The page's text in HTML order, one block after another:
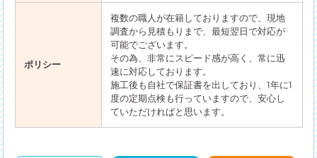
ポリシー
複数の職人が在籍しておりますので、現地
調査から見積もりまで、最短翌日で対応が
可能でございます。
その為、非常にスピード感が高く、常に迅
速に対応しております。
施工後も自社で保証書を出しており、1年に1
度の定期点検も行っていますので、安心し
ていただければと思います。